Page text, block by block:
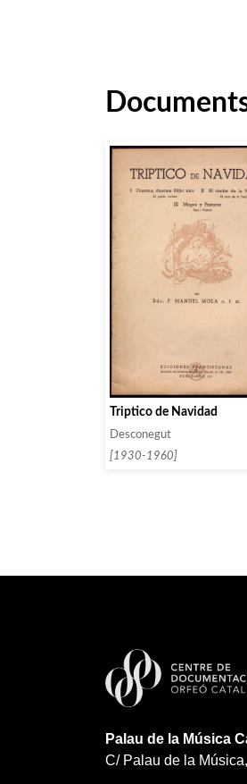
Triptico de Navidad
Desconegut
[1930-1960]
Palau de la Música
C/ Palau de la